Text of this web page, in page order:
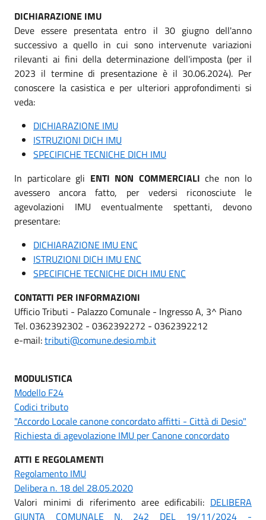
DICHIARAZIONE IMU
Deve essere presentata entro il 30 giugno dell'anno
successivo a quello in cui sono intervenute variazioni
rilevanti ai fini della determinazione dell'imposta (per il
2023 il termine di presentazione è il 30.06.2024). Per
conoscere la casistica e per ulteriori approfondimenti si
veda:
DICHIARAZIONE IMU
ISTRUZIONI DICH IMU
SPECIFICHE TECNICHE DICH IMU
In particolare gli ENTI NON COMMERCIALI che non lo
avessero ancora fatto, per vedersi riconosciute le
agevolazioni IMU eventualmente spettanti, devono
presentare:
DICHIARAZIONE IMU ENC
ISTRUZIONI DICH IMU ENC
SPECIFICHE TECNICHE DICH IMU ENC
CONTATTI PER INFORMAZIONI
Ufficio Tributi - Palazzo Comunale - Ingresso A, 3^ Piano
Tel. 0362392302 - 0362392272 - 0362392212
e-mail:tributi@comune.desio.mb.it
MODULISTICA
Modello F24
Codici tributo
"Accordo Locale canone concordato affitti - Città di Desio"
Richiesta di agevolazione IMU per Canone concordato
ATTI E REGOLAMENTI
Regolamento IMU
Delibera n. 18 del 28.05.2020
Valori minimi di riferimento aree edificabili: DELIBERA
GIUNTA COMUNALE N. 242 DEL 19/11/2024 -